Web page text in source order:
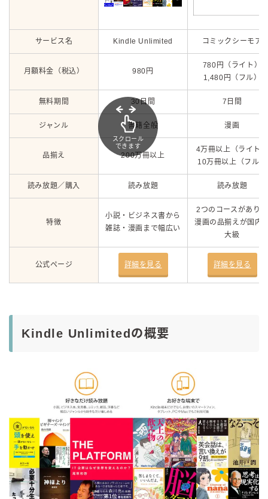
サービス名 Kindle Unlimited コミックシーモア
月額料金（税込） 980円
780円（ライト）
1,480円（フル）
無料期間 30日間 7日間
ジャンル 書籍全般 漫画
品揃え 200万冊以上
4万冊以上（ライト）
10万冊以上（フル）
読み放題／購入 読み放題 読み放題
特徴
小説・ビジネス書から
雑誌・漫画まで幅広い
2つのコースがあり、
漫画の品揃えが国内
大級
公式ページ 詳細を見る 詳細を見る
スクロール
できます
Kindle Unlimitedの概要